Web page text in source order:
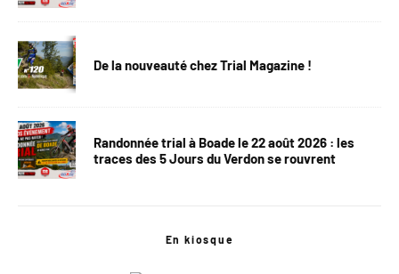
De la nouveauté chez Trial Magazine !
Randonnée trial à Boade le 22 août 2026 : les
traces des 5 Jours du Verdon se rouvrent
En kiosque